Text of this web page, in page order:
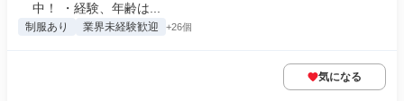
中！ ・経験、年齢は...
制服あり 業界未経験歓迎 +26個
気になる